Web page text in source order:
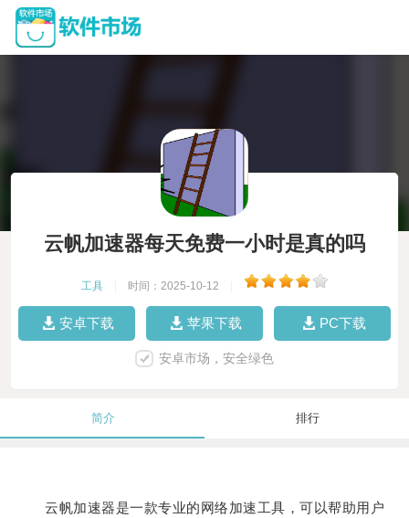
云帆加速器每天免费一小时是真的吗
工具 时间：2025-10-12
安卓下载 苹果下载 PC下载
安卓市场，安全绿色
简介 排行
云帆加速器是一款专业的网络加速工具，可以帮助用户